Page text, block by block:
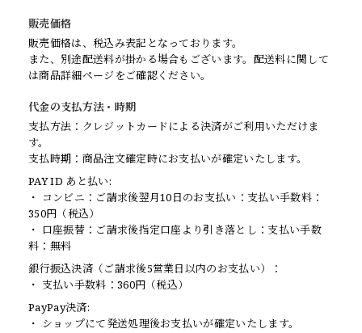
販売価格
販売価格は、税込み表記となっております。
また、別途配送料が掛かる場合もございます。配送料に関して
は商品詳細ページをご確認ください。
代金の支払方法・時期
支払方法：クレジットカードによる決済がご利用いただけま
す。
支払時期：商品注文確定時にお支払いが確定いたします。
PAY ID あと払い:
・ コンビニ：ご請求後翌月10日のお支払い：支払い手数料：
350円（税込）
・ 口座振替：ご請求後指定口座より引き落とし：支払い手数
料：無料
銀行振込決済（ご請求後5営業日以内のお支払い）：
・ 支払い手数料：360円（税込）
PayPay決済:
・ ショップにて発送処理後お支払いが確定いたします。